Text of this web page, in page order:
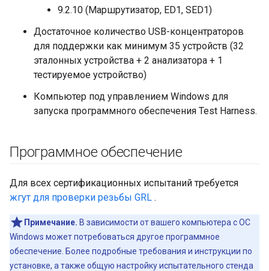
9.2.10 (Маршрутизатор, ED1, SED1)
Достаточное количество USB-концентраторов
для поддержки как минимум 35 устройств (32
эталонных устройства + 2 анализатора + 1
тестируемое устройство)
Компьютер под управлением Windows для
запуска программного обеспечения Test Harness.
Программное обеспечение
Для всех сертификационных испытаний требуется
жгут для проверки резьбы GRL .
Примечание. В зависимости от вашего компьютера с ОС
Windows может потребоваться другое программное
обеспечение. Более подробные требования и инструкции по
установке, а также общую настройку испытательного стенда